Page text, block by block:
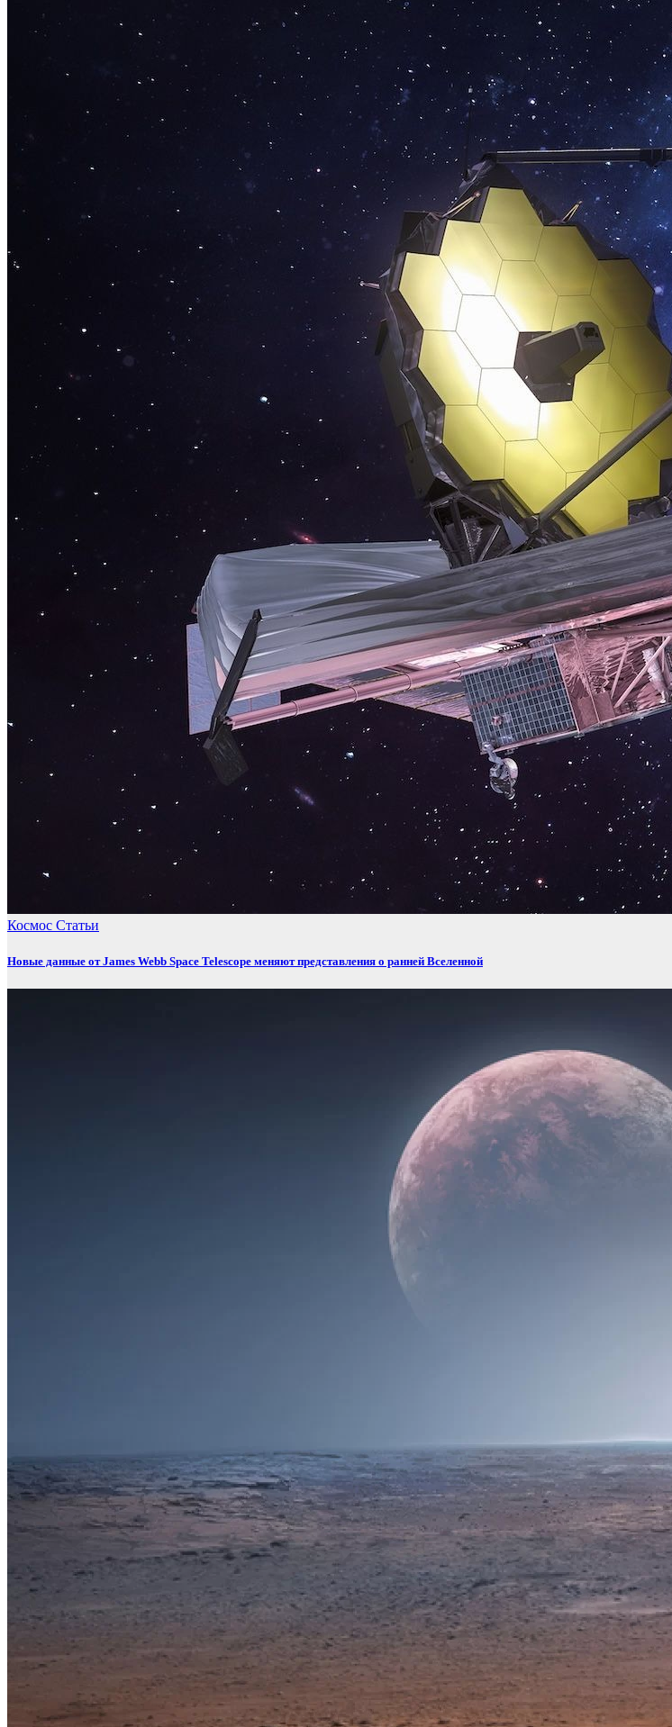
Космос Статьи
Новые данные от James Webb Space Telescope меняют представления о ранней Вселенной